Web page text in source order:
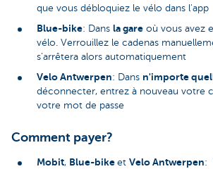
que vous débloquiez le vélo dans l'app
Blue-bike: Dans la gare où vous avez
vélo. Verrouillez le cadenas
s'arrêtera alors automatiquement
Velo Antwerpen: Dans n'importe
déconnecter, entrez à nouveau votre
votre mot de passe
Comment payer?
Mobit, Blue-bike et Velo Antwerpen: